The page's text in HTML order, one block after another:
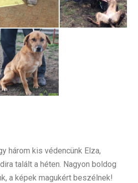
három kis védencünk Elza,
talált a héten. Nagyon boldog
a képek magukért beszélnek!